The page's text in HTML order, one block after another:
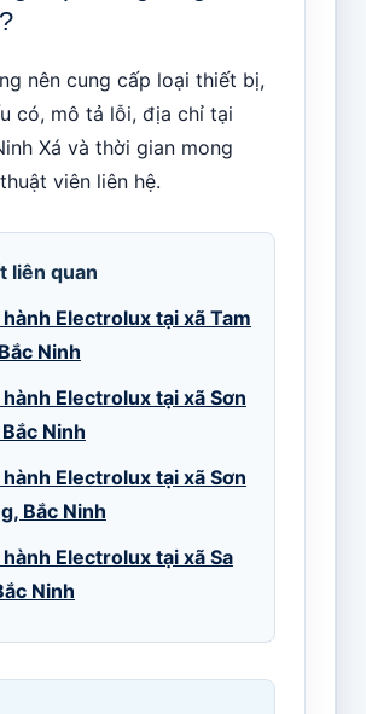
nên cung cấp loại thiết bị,
có, mô tả lỗi, địa chỉ tại
Xá và thời gian mong
viên liên hệ.
liên quan
hành Electrolux tại xã Tam
Ninh
hành Electrolux tại xã Sơn
Ninh
hành Electrolux tại xã Sơn
Bắc Ninh
hành Electrolux tại xã Sa
Ninh